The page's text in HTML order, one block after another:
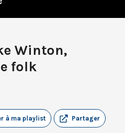
Winton,
folk
Partager
à ma playlist